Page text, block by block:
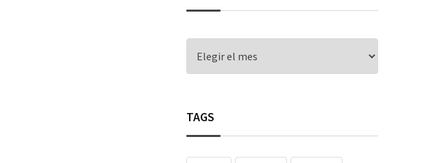
ARCHIVE
TAGS